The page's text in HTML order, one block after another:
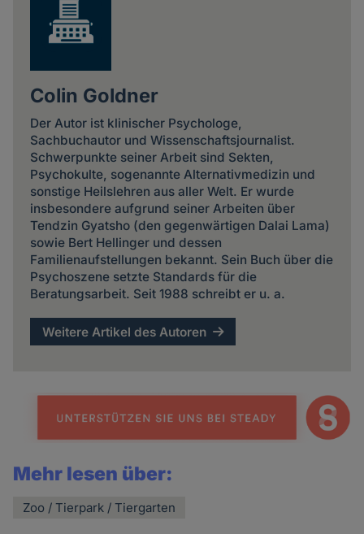
Colin Goldner
Der Autor ist klinischer Psychologe,
Sachbuchautor und Wissenschaftsjournalist.
Schwerpunkte seiner Arbeit sind Sekten,
Psychokulte, sogenannte Alternativmedizin und
sonstige Heilslehren aus aller Welt. Er wurde
insbesondere aufgrund seiner Arbeiten über
Tendzin Gyatsho (den gegenwärtigen Dalai Lama)
sowie Bert Hellinger und dessen
Familienaufstellungen bekannt. Sein Buch über die
Psychoszene setzte Standards für die
Beratungsarbeit. Seit 1988 schreibt er u. a.
Weitere Artikel des Autoren
Mehr lesen über:
Zoo / Tierpark / Tiergarten